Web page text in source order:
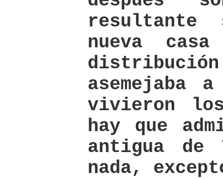
resultante
nueva
asemejaba
vivieron los
hay que
antigua de
nada,